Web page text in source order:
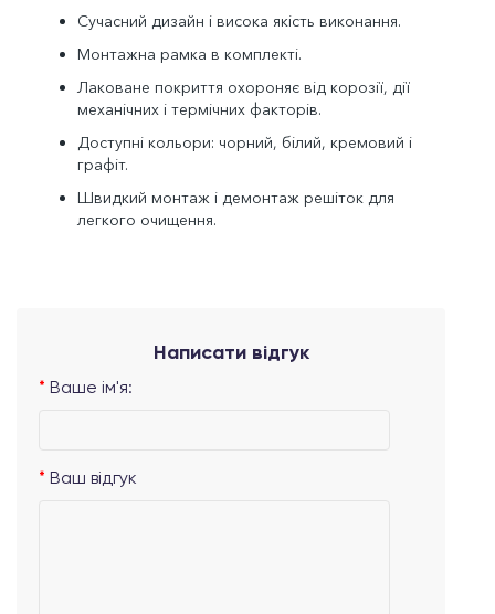
Сучасний дизайн і висока якість виконання.
Монтажна рамка в комплекті.
Лаковане покриття охороняє від корозії, дії
механічних і термічних факторів.
Доступні кольори: чорний, білий, кремовий і
графіт.
Швидкий монтаж і демонтаж решіток для
легкого очищення.
Написати відгук
Ваше ім'я:
Ваш відгук